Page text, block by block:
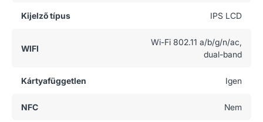
Kijelző típus IPS LCD
WIFI
Wi-Fi 802.11 a/b/g/n/ac,
dual-band
Kártyafüggetlen Igen
NFC Nem